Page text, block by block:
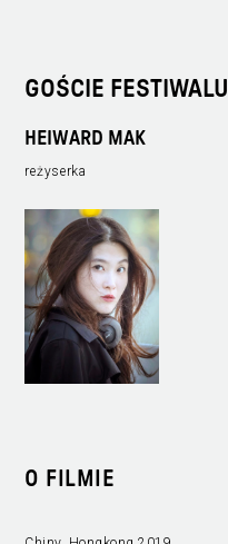
O FILMIE
GOŚCIE FESTIWALU
HEIWARD MAK
reżyserka